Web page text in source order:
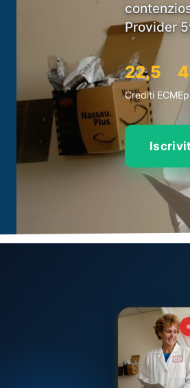
Provider
22,5
Crediti ECM